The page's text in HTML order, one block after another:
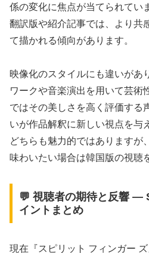
係の変化に焦点が当てられてい
翻訳版や紹介記事では、より共
て描かれる傾向があります。
映像化のスタイルにも違いがあ
ワークや音楽演出を用いて芸術
ではその美しさを高く評価する
いが作品解釈に新しい視点を与
どちらも魅力的ではありますが
味わいたい場合は韓国版の視聴
💬 視聴者の期待と反響 ―
イントまとめ
現在『スピリット フィンガー